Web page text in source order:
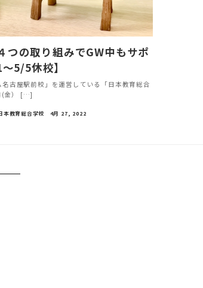
つの取り組みでGW中もサポ
5/5休校】
古屋駅前校」を運営している「日本教育総合
(金） […]
本教育総合学校 4月 27, 2022